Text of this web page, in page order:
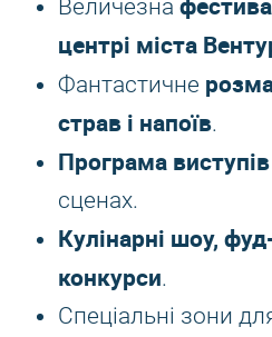
Величезна
центрі міста
Фантастичне
страв і напоїв.
Програма виступів
сценах.
Кулінарні шоу,
конкурси.
Спеціальні зони